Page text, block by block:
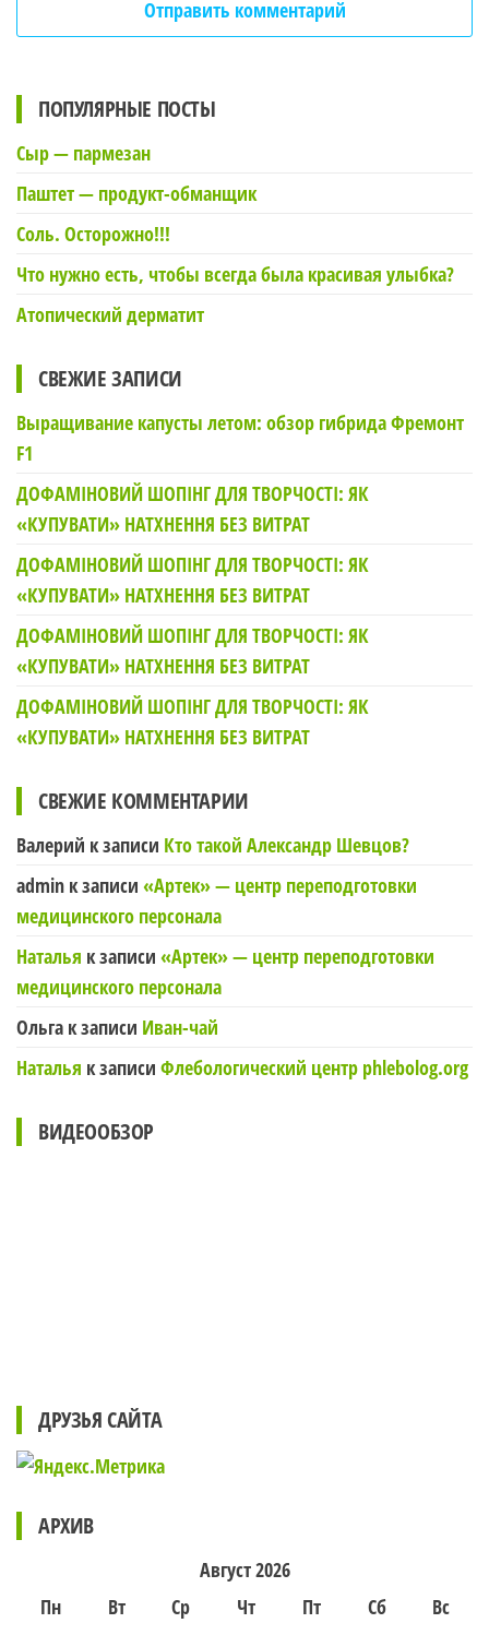
ПОПУЛЯРНЫЕ ПОСТЫ
Сыр — пармезан
Паштет — продукт-обманщик
Соль. Осторожно!!!
Что нужно есть, чтобы всегда была красивая улыбка?
Атопический дерматит
СВЕЖИЕ ЗАПИСИ
Выращивание капусты летом: обзор гибрида Фремонт
F1
ДОФАМІНОВИЙ ШОПІНГ ДЛЯ ТВОРЧОСТІ: ЯК
«КУПУВАТИ» НАТХНЕННЯ БЕЗ ВИТРАТ
ДОФАМІНОВИЙ ШОПІНГ ДЛЯ ТВОРЧОСТІ: ЯК
«КУПУВАТИ» НАТХНЕННЯ БЕЗ ВИТРАТ
ДОФАМІНОВИЙ ШОПІНГ ДЛЯ ТВОРЧОСТІ: ЯК
«КУПУВАТИ» НАТХНЕННЯ БЕЗ ВИТРАТ
ДОФАМІНОВИЙ ШОПІНГ ДЛЯ ТВОРЧОСТІ: ЯК
«КУПУВАТИ» НАТХНЕННЯ БЕЗ ВИТРАТ
СВЕЖИЕ КОММЕНТАРИИ
Валерий к записи Кто такой Александр Шевцов?
admin к записи «Артек» — центр переподготовки
медицинского персонала
Наталья к записи «Артек» — центр переподготовки
медицинского персонала
Ольга к записи Иван-чай
Наталья к записи Флебологический центр phlebolog.org
ВИДЕООБЗОР
ДРУЗЬЯ САЙТА
АРХИВ
Август 2026
Пн
Вт Ср Чт Пт Сб Вс